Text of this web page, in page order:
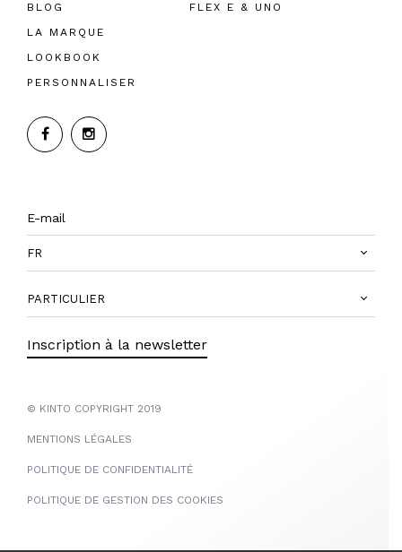
BLOG
LA MARQUE
LOOKBOOK
PERSONNALISER
FLEX E & UNO
FR
PARTICULIER
Inscription à la newsletter
© KINTO COPYRIGHT 2019
MENTIONS LÉGALES
POLITIQUE DE CONFIDENTIALITÉ
POLITIQUE DE GESTION DES COOKIES